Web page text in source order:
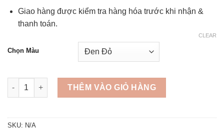
Giao hàng được kiểm tra hàng hóa trước khi nhận &
thanh toán.
Chọn Màu
CLEAR
Quantity
THÊM VÀO GIỎ HÀNG
SKU: N/A